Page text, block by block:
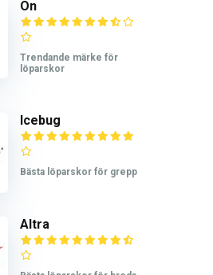
On
Trendande märke för
löparskor
Icebug
Bästa löparskor för grepp
Altra